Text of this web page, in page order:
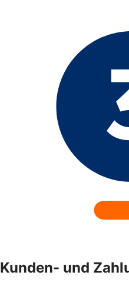
Kunden- und